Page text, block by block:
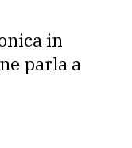
in
parla a